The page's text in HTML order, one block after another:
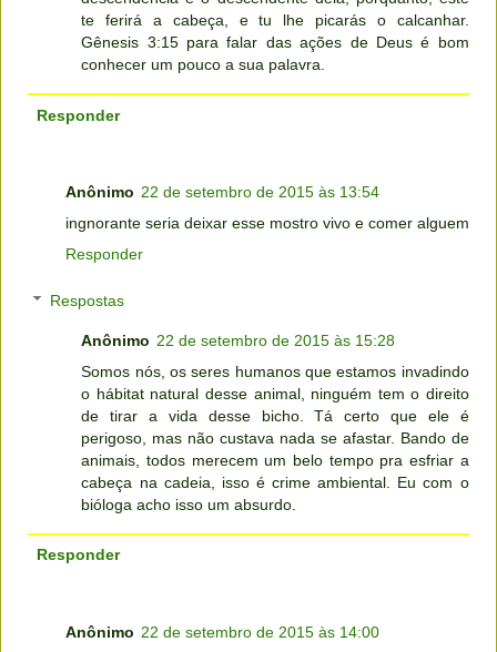
te ferirá a cabeça, e tu lhe picarás o calcanhar.
Gênesis 3:15 para falar das ações de Deus é bom
conhecer um pouco a sua palavra.
Responder
Anônimo 22 de setembro de 2015 às 13:54
ingnorante seria deixar esse mostro vivo e comer alguem
Responder
Respostas
Anônimo 22 de setembro de 2015 às 15:28
Somos nós, os seres humanos que estamos invadindo
o hábitat natural desse animal, ninguém tem o direito
de tirar a vida desse bicho. Tá certo que ele é
perigoso, mas não custava nada se afastar. Bando de
animais, todos merecem um belo tempo pra esfriar a
cabeça na cadeia, isso é crime ambiental. Eu com o
bióloga acho isso um absurdo.
Responder
Anônimo 22 de setembro de 2015 às 14:00